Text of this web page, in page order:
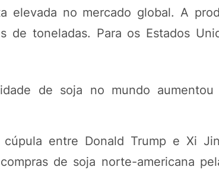
elevada no mercado global. A
de toneladas. Para os Estados
de soja no mundo
entre Donald Trump e Xi
de soja norte-americana